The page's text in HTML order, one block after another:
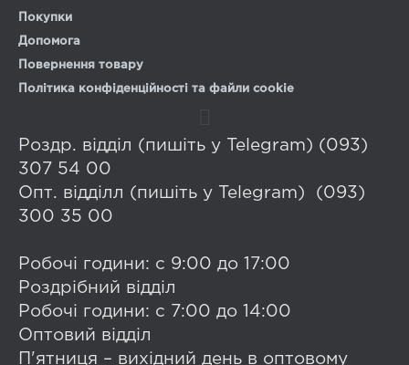
Покупки
Допомога
Повернення товару
Політика конфіденційності та файли cookie
Роздр. відділ (пишіть у Telegram) (093)
307 54 00
Опт. відділл (пишіть у Telegram) (093)
300 35 00
Робочі години: с 9:00 до 17:00
Роздрібний відділ
Робочі години: с 7:00 до 14:00
Оптовий відділ
П'ятниця – вихідний день в оптовому